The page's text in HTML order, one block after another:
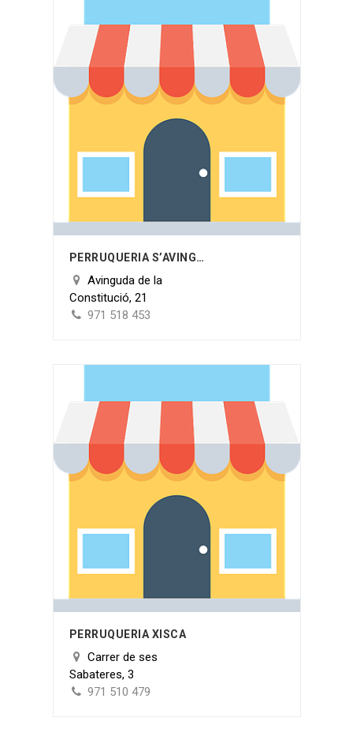
PERRUQUERIA S’AVINGUDA
Avinguda de la
Constitució, 21
971 518 453
PERRUQUERIA XISCA
Carrer de ses
Sabateres, 3
971 510 479